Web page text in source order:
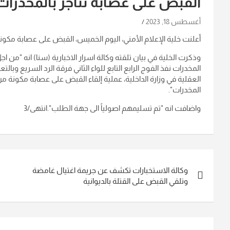
أغسطس 18, 2023
أعلنت خلية الإعلام الأمني، اليوم الخميس، القبض على عصابة
وذكرت الخلية في بيان تلقته وكالة اسرار الاخبارية (سنا) انه
المخدرات نفذ الفوج الرابع التابع للواء الثاني فرقة الرد
المخدرات".
واضافت انه "تم تسليمهم اصولياً الى جهة الطلب".انتهى/3
المقالات
وكالة الاستخبارات تكشف عن جريمة اغتيال غامضة
وتلقي القبض على القتلة بالديوانية